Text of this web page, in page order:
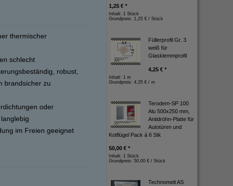
thermischer
schlecht
robust,
brandsicher zu
oder
im Freien geeignet
1,25 € *
Inhalt: 1 Stück
Grundpreis: 1,25 € / Stück
Füllerprofil Gr. 3
weiß für
Glasklemmprofil
4,25 € *
Inhalt: 1 m
Grundpreis: 4,25 € / m
Terodem-SP 100
Alu 500x250 mm,
Antidröhn-Platte für
Autotüren und
Kotflügel Pack á 6 Stk
50,00 € *
Inhalt: 1 Stück
Grundpreis: 50,00 € / Stück
Technomelt AS